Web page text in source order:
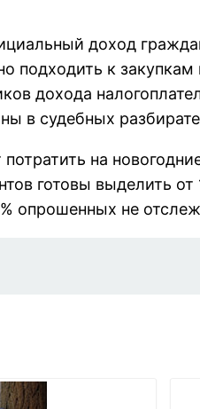
доход
подходить к
дохода
в судебных
на
готовы выделить
опрошенных не